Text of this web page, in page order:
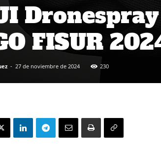
FISUR
- 27 de noviembre de 2024 230